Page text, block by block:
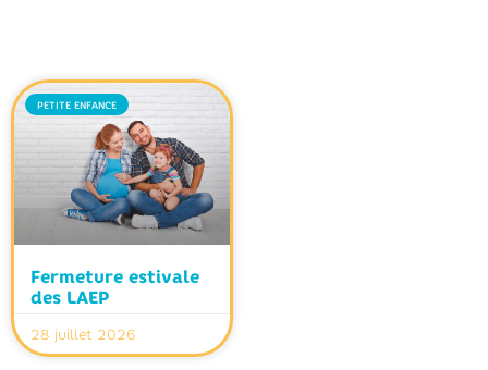
PETITE ENFANCE
Fermeture estivale
des LAEP
28 juillet 2026